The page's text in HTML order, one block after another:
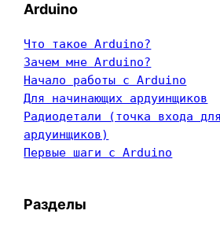
Arduino
Что такое Arduino?
Зачем мне Arduino?
Начало работы с Arduino
Для начинающих ардуинщиков
Радиодетали (точка входа
ардуинщиков)
Первые шаги с Arduino
Разделы